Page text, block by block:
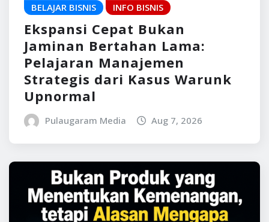
BELAJAR BISNIS INFO BISNIS
Ekspansi Cepat Bukan
Jaminan Bertahan Lama:
Pelajaran Manajemen
Strategis dari Kasus Warunk
Upnormal
Pulaugaram Media Aug 7, 2026